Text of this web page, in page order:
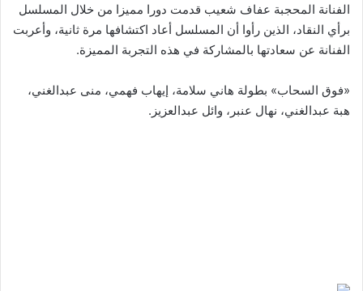
الفنانة المحجبة عفاف شعيب قدمت دورا مميزا من خلال المسلسل
برأي النقاد، الذين رأوا أن المسلسل أعاد اكتشافها مرة ثانية، وأعربت
الفنانة عن سعادتها بالمشاركة في هذه التجربة المميزة.
«فوق السحاب» بطولة هاني سلامة، إيهاب فهمي، منى عبدالغني،
هبة عبدالغني، نهال عنبر، وائل عبدالعزيز.